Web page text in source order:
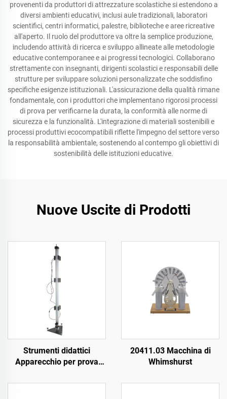
provenenti da produttori di attrezzature scolastiche si estendono a
diversi ambienti educativi, inclusi aule tradizionali, laboratori
scientifici, centri informatici, palestre, biblioteche e aree ricreative
all'aperto. Il ruolo del produttore va oltre la semplice produzione,
includendo attività di ricerca e sviluppo allineate alle metodologie
educative contemporanee e ai progressi tecnologici. Collaborano
strettamente con insegnanti, dirigenti scolastici e responsabili delle
strutture per sviluppare soluzioni personalizzate che soddisfino
specifiche esigenze istituzionali. L'assicurazione della qualità rimane
fondamentale, con i produttori che implementano rigorosi processi
di prova per verificarne la durata, la conformità alle norme di
sicurezza e la funzionalità. L'integrazione di materiali sostenibili e
processi produttivi ecocompatibili riflette l'impegno del settore verso
la responsabilità ambientale, sostenendo al contempo gli obiettivi di
sostenibilità delle istituzioni educative.
Nuove Uscite di Prodotti
Strumenti didattici
Apparecchio per prova
Strumenti a caduta libera
20411.03 Macchina di
Whimshurst